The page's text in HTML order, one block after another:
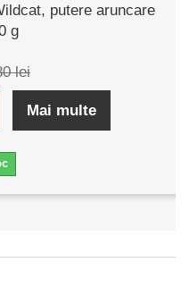
putere aruncare
g
lei
Mai multe